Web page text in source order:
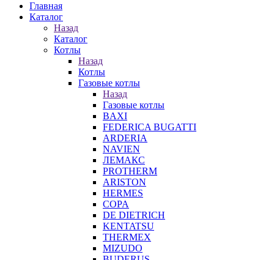
Главная
Каталог
Назад
Каталог
Котлы
Назад
Котлы
Газовые котлы
Назад
Газовые котлы
BAXI
FEDERICA BUGATTI
ARDERIA
NAVIEN
ЛЕМАКС
PROTHERM
ARISTON
HERMES
COPA
DE DIETRICH
KENTATSU
THERMEX
MIZUDO